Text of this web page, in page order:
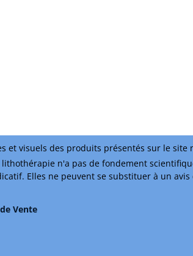
et visuels des produits présentés sur le site
Vente
n'a pas de fondement
Elles ne peuvent se substituer à un